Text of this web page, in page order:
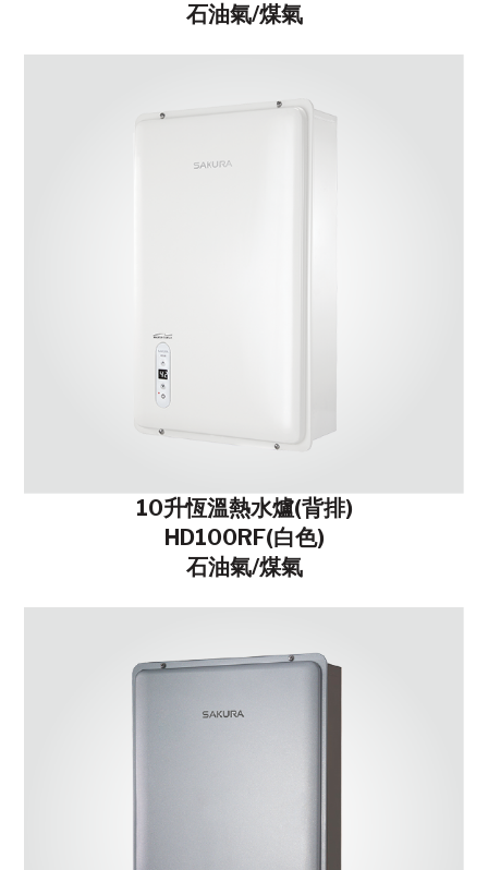
石油氣/煤氣
10升恆溫熱水爐(背排)
HD100RF(白色)
石油氣/煤氣